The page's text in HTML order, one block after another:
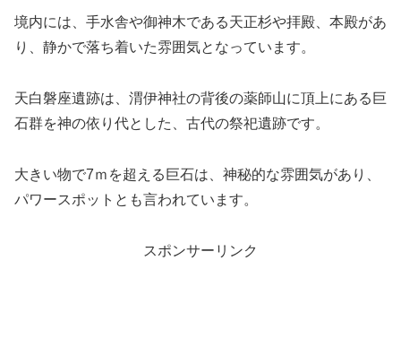
境内には、手水舎や御神木である天正杉や拝殿、本殿があ
り、静かで落ち着いた雰囲気となっています。
天白磐座遺跡は、渭伊神社の背後の薬師山に頂上にある巨
石群を神の依り代とした、古代の祭祀遺跡です。
大きい物で7ｍを超える巨石は、神秘的な雰囲気があり、
パワースポットとも言われています。
スポンサーリンク